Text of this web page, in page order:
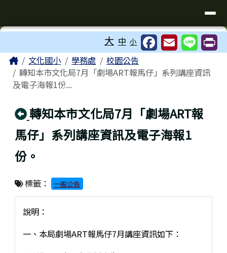
⏸
大 中 小
主內容區域
Home文化國小 學務處
校園公告
轉知本市文化局7月「劇場ART報馬仔」系列講座資訊
及電子海報1份...
回上頁
轉知本市文化局7月「劇場ART報
馬仔」系列講座資訊及電子海報1
份。
標籤： 一般公告
說明：
一、本局劇場ART報馬仔7月講座資訊如下：
頁尾區域